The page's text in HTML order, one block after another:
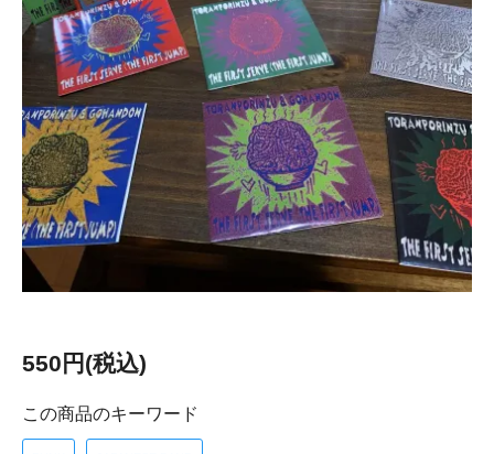
550円(税込)
この商品のキーワード